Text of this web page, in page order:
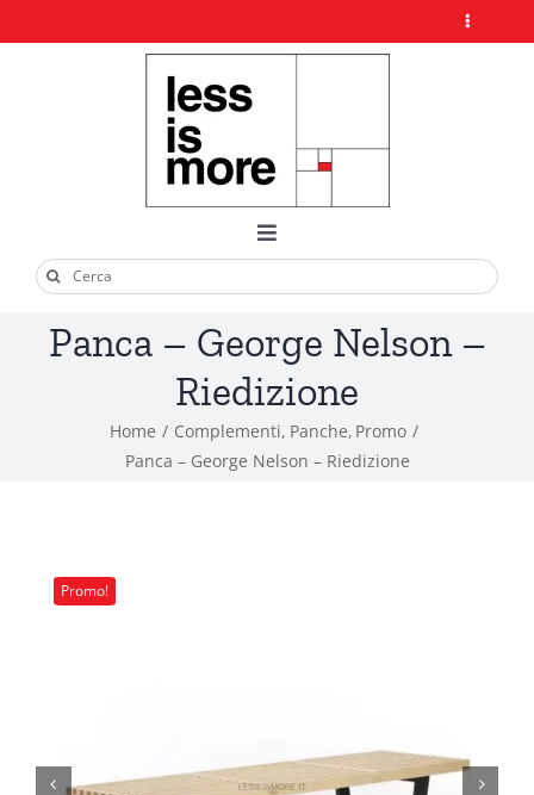
al
Toggle
Navigation
Design Pills
Carrello
Toggle
Arredamento
Art de la Table
Promo
Cerca
Panca – George Nelson –
Riedizione
Home Complementi Panche Promo
Panca – George Nelson – Riedizione
Promo!